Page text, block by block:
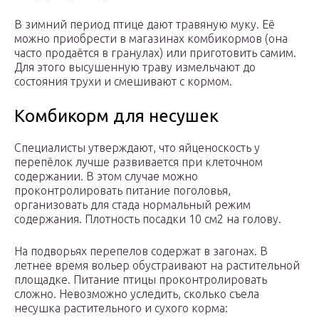
В зимний период птице дают травяную муку. Её
можно приобрести в магазинах комбикормов (она
часто продаётся в гранулах) или приготовить самим.
Для этого высушенную траву измельчают до
состояния трухи и смешивают с кормом.
Комбикорм для несушек
Специалисты утверждают, что яйценоскость у
перепёлок лучше развивается при клеточном
содержании. В этом случае можно
проконтролировать питание поголовья,
организовать для стада нормальный режим
содержания. Плотность посадки 10 см2 на голову.
На подворьях перепелов содержат в загонах. В
летнее время вольер обустраивают на растительной
площадке. Питание птицы проконтролировать
сложно. Невозможно уследить, сколько съела
несушка растительного и сухого корма: